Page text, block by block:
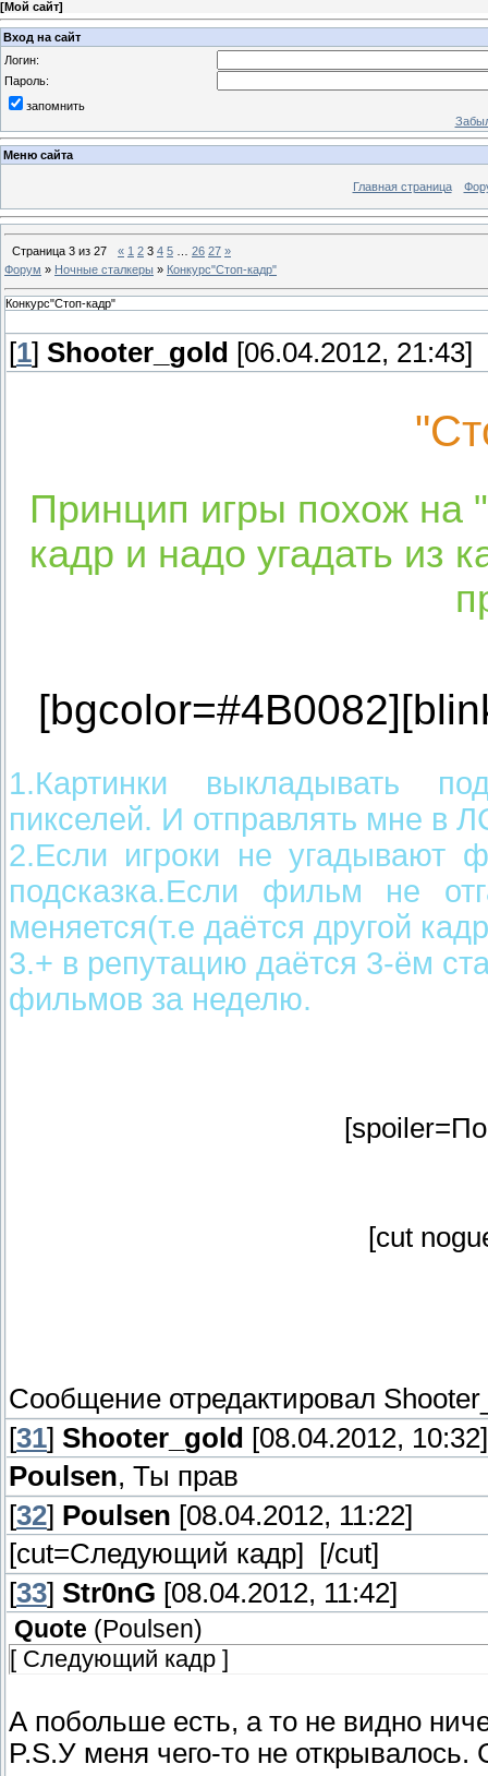
[Мой сайт]
Вход на сайт
Логин:
Пароль:
запомнить
Меню сайта
Главная страница
Страница 3 из 27 « 1 2 3 4 5 26 27 »
Форум » Ночные сталкеры » Конкурс"Стоп-кадр"
Конкурс"Стоп-кадр"
[1] Shooter_gold [06.04.2012, 21:43]
Принцип игры похож на
кадр и надо угадать из
1.Картинки выкладывать
пикселей. И отправлять мне в
2.Если игроки не угадывают
подсказка.Если фильм не
меняется(т.е даётся другой
3.+ в репутацию даётся 3-ём
фильмов за неделю.
[cut
Сообщение отредактировал
[31] Shooter_gold [08.04.2012, 10:32]
Poulsen, Ты прав
[32] Poulsen [08.04.2012, 11:22]
[cut=Следующий кадр]
[/cut]
[33] Str0nG [08.04.2012, 11:42]
Quote ( Poulsen)
[ Следующий кадр ]
А побольше есть, а то не видно
P.S.У меня чего-то не